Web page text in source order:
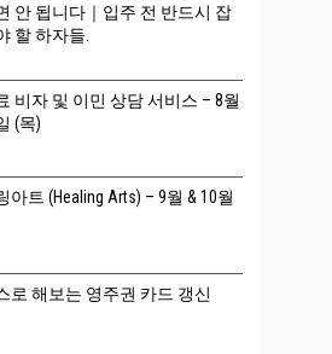
안 됩니다｜입주 전 반드시 잡
할 하자들.
비자 및 이민 상담 서비스 – 8월
(목)
아트 (Healing Arts) – 9월 & 10월
로 해보는 영주권 카드 갱신